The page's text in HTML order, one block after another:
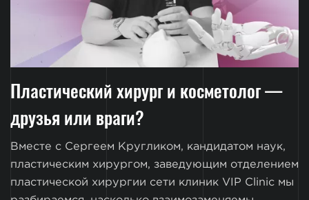
Пластический хирург и косметолог —
друзья или враги?
Вместе с Сергеем Кругликом, кандидатом наук,
пластическим хирургом, заведующим отделением
пластической хирургии сети клиник VIP Clinic мы